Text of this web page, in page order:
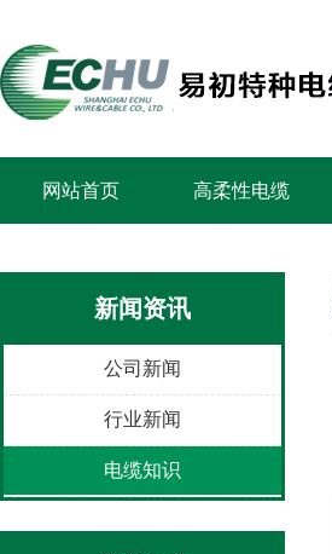
网站首页 高柔性电缆
新闻资讯
公司新闻
行业新闻
电缆知识